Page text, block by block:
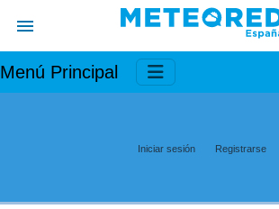
Menú Principal
Iniciar sesión Registrarse